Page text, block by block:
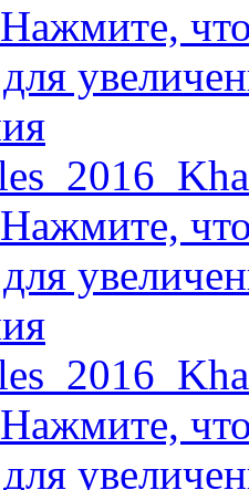
Нажмите,
Нажмите,
Нажмите,